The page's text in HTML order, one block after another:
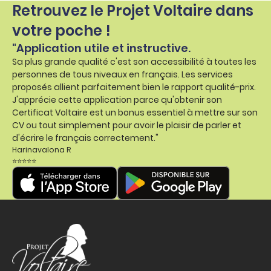
Retrouvez le Projet Voltaire dans
votre poche !
"Application utile et instructive.
Sa plus grande qualité c'est son accessibilité à toutes les
personnes de tous niveaux en français. Les services
proposés allient parfaitement bien le rapport qualité-prix.
J'apprécie cette application parce qu'obtenir son
Certificat Voltaire est un bonus essentiel à mettre sur son
CV ou tout simplement pour avoir le plaisir de parler et
d'écrire le français correctement."
Harinavalona R
⭐⭐⭐⭐⭐